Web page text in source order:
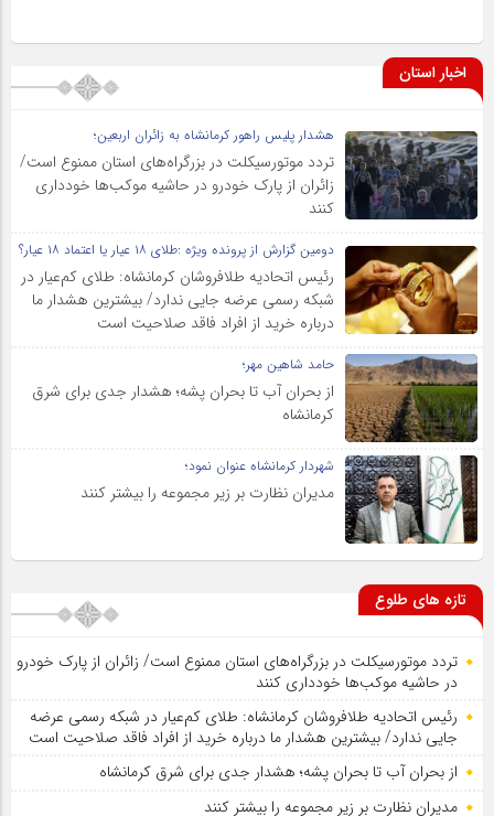
اخبار استان
هشدار پلیس راهور کرمانشاه به زائران اربعین؛
تردد موتورسیکلت در بزرگراه‌های استان ممنوع است/
زائران از پارک خودرو در حاشیه موکب‌ها خودداری
کنند
دومین گزارش از پرونده ویژه :طلای ۱۸ عیار یا اعتماد ۱۸ عیار؟
رئیس اتحادیه طلافروشان کرمانشاه: طلای کم‌عیار در
شبکه رسمی عرضه جایی ندارد/ بیشترین هشدار ما
درباره خرید از افراد فاقد صلاحیت است
حامد شاهین مهر؛
از بحران آب تا بحران پشه؛ هشدار جدی برای شرق
کرمانشاه
شهردار کرمانشاه عنوان نمود؛
مدیران نظارت بر زیر مجموعه را بیشتر کنند
تازه های طلوع
تردد موتورسیکلت در بزرگراه‌های استان ممنوع است/ زائران از پارک خودرو
در حاشیه موکب‌ها خودداری کنند
رئیس اتحادیه طلافروشان کرمانشاه: طلای کم‌عیار در شبکه رسمی عرضه
جایی ندارد/ بیشترین هشدار ما درباره خرید از افراد فاقد صلاحیت است
از بحران آب تا بحران پشه؛ هشدار جدی برای شرق کرمانشاه
مدیران نظارت بر زیر مجموعه را بیشتر کنند